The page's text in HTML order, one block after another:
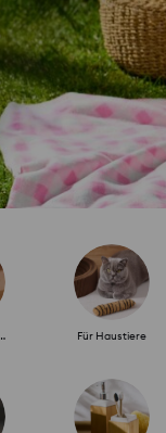
Spielzeug Für Haustiere